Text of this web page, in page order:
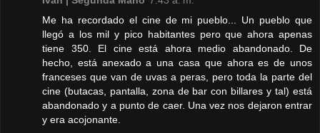
Me ha recordado el cine de mi pueblo... Un pueblo que
llegó a los mil y pico habitantes pero que ahora apenas
tiene 350. El cine está ahora medio abandonado. De
hecho, está anexado a una casa que ahora es de unos
franceses que van de uvas a peras, pero toda la parte del
cine (butacas, pantalla, zona de bar con billares y tal) está
abandonado y a punto de caer. Una vez nos dejaron entrar
y era acojonante.